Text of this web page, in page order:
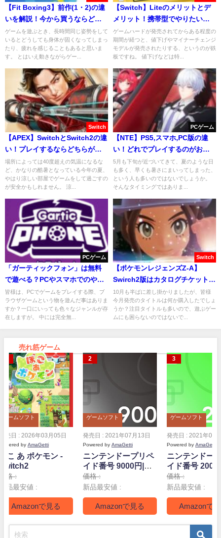
【Fit Boxing3】前作(1・2)の違
いを解説！今から買うならどれ
がおすすめ？
ゲームを遊ぶとき、長時間同じ姿勢をして
いるとどうしても身体が固くなってしまっ
たり、疲れを感じることもあると思いま
す。 とはいえ動きながらゲー...
【Switch】Liteのメリットとデ
メリット！携帯型でやりたいお
すすめゲームを考察！
ゲームハードが発売されてからある程度の
期間が経つと、値下げやマイナーチェンジ
モデルが発売されたりする、というのが鉄
板ですね。 値下げなどは特...
Switch
【APEX】SwitchとSwitch2の違
い！プレイするならどちらがお
すすめ？
場所によっては40度超えの気温になるな
ど、かなりの酷暑となっている今年の夏、
やはり涼しい部屋でゲームをして過ごすの
が安全かもしれません。 涼...
PCゲーム
【NTE】PS5,スマホ,PC版の違
い！どれでプレイするのがおす
すめ？
5月も下旬が近づいてきて、夏のような日
も多く、早くも暑さにまいってしまった、
という人も多いのではないでしょうか。
そんなタイミングではありま...
PCゲーム
「ガーティックフォン」は無料
で遊べる？PCやスマホでのやり
方！
皆様は、PCでゲームをプレイする際、ブ
ラウザゲームという物を遊んだ事はありま
すか？一口にいっても色々なジャンルが存
在しますが。 中には完全無...
Switch
【ポケモンレジェンズZ-A】
Swirch2版はカタログチケットで
購入できる？
10月も半ばに差し掛かりましたが、皆様
今月発売のタイトルは何か購入したでしょ
うか？注目タイトルも多いので、遊ぶゲー
ムにも困らないのではないで...
売れ筋ゲーム
ゲームソフト
売日 : 2026年03月05日
by AmaGetti
こ あ ポケモン -
格 :
品最安値 :
Amazonで見る
ゲームソフト
発売日 : 2021年07月13日
Powered by AmaGetti
ニンテンドープリペ
イド番号 9000円|オ
ンラインコード版
価格 :
新品最安値 :
Amazonで見る
ゲームソフト
発売日 : 2021年07
Powered by AmaGetti
ニンテンドー
イド番号 2000
ンラインコー
価格 :
新品最安値 :
Amazonで